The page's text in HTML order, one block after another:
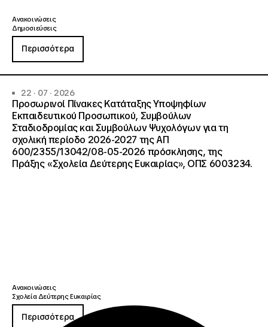
Ανακοινώσεις
Δημοσιεύσεις
Περισσότερα
22 · 07 · 2026
Προσωρινοί Πίνακες Κατάταξης Υποψηφίων
Εκπαιδευτικού Προσωπικού, Συμβούλων
Σταδιοδρομίας και Συμβούλων Ψυχολόγων για τη
σχολική περίοδο 2026-2027 της ΑΠ
600/2355/13042/08-05-2026 πρόσκλησης, της
Πράξης «Σχολεία Δεύτερης Ευκαιρίας», ΟΠΣ 6003234.
Ανακοινώσεις
Σχολεία Δεύτερης Ευκαιρίας
Περισσότερα